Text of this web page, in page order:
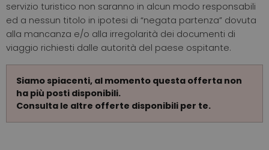
servizio turistico non saranno in alcun modo responsabili
ed a nessun titolo in ipotesi di “negata partenza” dovuta
alla mancanza e/o alla irregolarità dei documenti di
viaggio richiesti dalle autorità del paese ospitante.
Siamo spiacenti, al momento questa offerta non
ha più posti disponibili.
Consulta le altre offerte disponibili per te.